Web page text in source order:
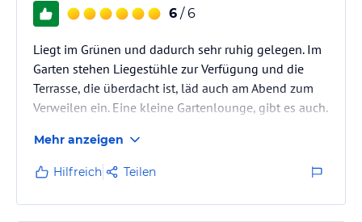
6 / 6
Liegt im Grünen und dadurch sehr ruhig gelegen. Im
Garten stehen Liegestühle zur Verfügung und die
Terrasse, die überdacht ist, läd auch am Abend zum
Verweilen ein. Eine kleine Gartenlounge, gibt es auch.
unsere Hundefreunde(ehemalige Welpen) in der
Lounge begrüßen. Es waren 33 Pers. und 18 Hunde,
davon 16 Pyrenäenberghunde, die sich von ihrer
besten Seite zeigten und sich zich mal
Mehr anzeigen
Hilfreich Teilen